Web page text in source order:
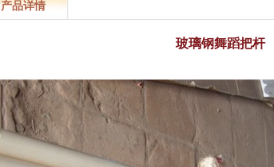
产品详情
玻璃钢舞蹈把杆